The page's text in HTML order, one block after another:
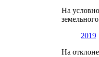
На
2019
На